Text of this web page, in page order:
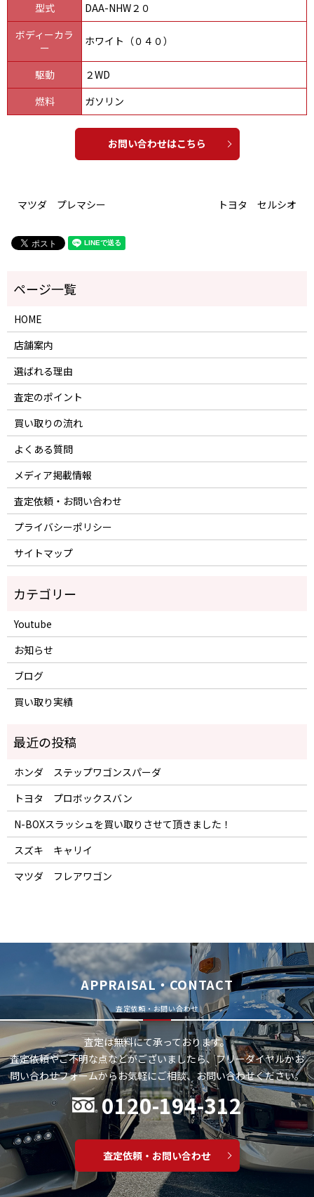
型式
DAA-NHW２０
ボディーカラ
ー
ホワイト（０４０）
駆動
２WD
燃料
ガソリン
お問い合わせはこちら
マツダ プレマシー トヨタ セルシオ
HOME
店舗案内
選ばれる理由
査定のポイント
買い取りの流れ
よくある質問
メディア掲載情報
査定依頼・お問い合わせ
プライバシーポリシー
サイトマップ
Youtube
お知らせ
ブログ
買い取り実績
ホンダ ステップワゴンスパーダ
トヨタ プロボックスバン
N-BOXスラッシュを買い取りさせて頂きました！
スズキ キャリイ
マツダ フレアワゴン
APPRAISAL・CONTACT
査定依頼・お問い合わせ
査定は無料にて承っております。
査定依頼やご不明な点などがございましたら、フリーダイヤルかお
問い合わせフォームからお気軽にご相談、お問い合わせください。
0120-194-312
査定依頼・お問い合わせ